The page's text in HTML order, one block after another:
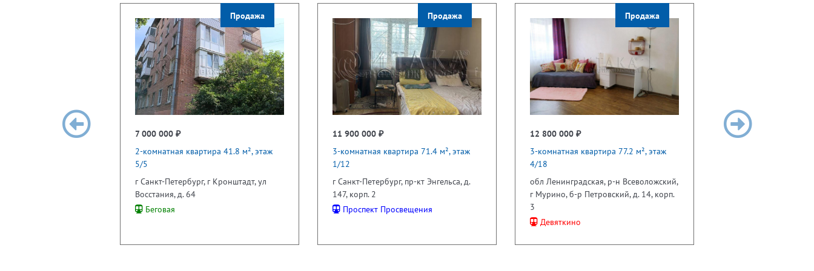
Продажа
7 000 000 ₽
2-комнатная квартира 41.8 м², этаж
5/5
г Санкт-Петербург, г Кронштадт, ул
Восстания, д. 64
Беговая
Продажа
11 900 000 ₽
3-комнатная квартира 71.4 м², этаж
1/12
г Санкт-Петербург, пр-кт Энгельса, д.
147, корп. 2
Проспект Просвещения
Продажа
12 800 000 ₽
3-комнатная квартира 77.2 м², этаж
4/18
обл Ленинградская, р-н Всеволожский,
г Мурино, б-р Петровский, д. 14, корп.
3
Девяткино